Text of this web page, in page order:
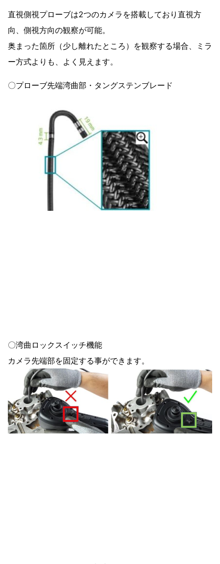
直視側視プローブは2つのカメラを搭載しており直視方
向、側視方向の観察が可能。
奥まった箇所（少し離れたところ）を観察する場合、ミラ
ー方式よりも、よく見えます。
〇プローブ先端湾曲部・タングステンブレード
〇湾曲ロックスイッチ機能
カメラ先端部を固定する事ができます。